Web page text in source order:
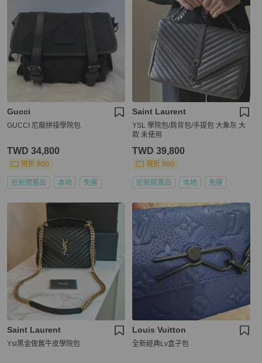
Gucci
GUCCI 尼龍拼接學院包
TWD 34,800
現折 800
近新閒置品 本地 免運
Saint Laurent
YSL 學院包/肩背包/手提包 大象灰 大
款 未使用
TWD 39,800
現折 800
近新閒置品 本地 免運
Saint Laurent
Ysl黑金做舊牛皮學院包
Louis Vuitton
全新經典Lv盒子包